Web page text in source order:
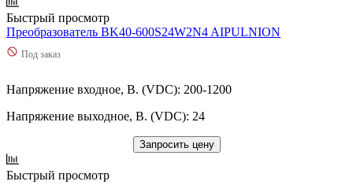
Быстрый просмотр
Преобразователь BK40-600S24W2N4 AIPULNION
Под заказ
Напряжение входное, В. (VDC): 200-1200
Напряжение выходное, В. (VDC): 24
Запросить цену
Быстрый просмотр